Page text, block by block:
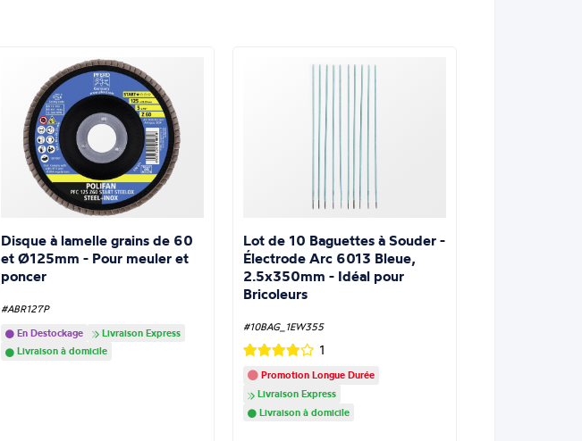
Disque à lamelle grains de 60
et Ø125mm - Pour meuler et
poncer
#ABR127P
En Destockage
Livraison Express
Livraison à domicile
Lot de 10 Baguettes à Souder -
Électrode Arc 6013 Bleue,
2.5x350mm - Idéal pour
Bricoleurs
#10BAG_1EW355
1
Promotion Longue Durée
Livraison Express
Livraison à domicile